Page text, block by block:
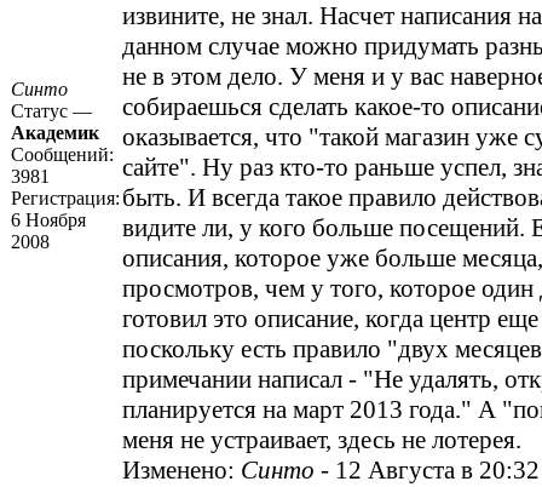
Синто
Статус —
Академик
Сообщений:
3981
Регистрация:
6 Ноября
2008
извините, не знал. Насчет написания
данном случае можно придумать
не в этом дело. У меня и у вас
собираешься сделать какое-то
оказывается, что "такой магазин уже
сайте". Ну раз кто-то раньше успел,
быть. И всегда такое правило
видите ли, у кого больше посещений.
описания, которое уже больше
просмотров, чем у того, которое один
готовил это описание, когда центр
поскольку есть правило "двух
примечании написал - "Не удалять,
планируется на март 2013 года." А
меня не устраивает, здесь не лотерея.
Изменено: Синто - 12 Августа в 20:32